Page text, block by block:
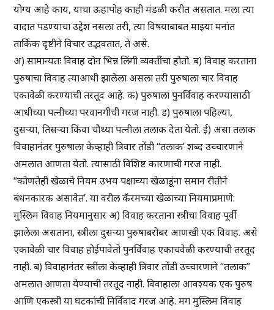
योग्य आहे काय, याचा ऊहापोह काही मंडळी करीत असतात. मला त्या
वादात पडण्याचा उद्देश नसला तरी, त्या विषयाबाबत माझ्या मनांत
तार्किक दृष्टीने विचार उद्भवतात, ते असे.
अ) सामान्यतः विवाह दोन भिन्न लिंगी व्यक्तींचा होतो. ब) विवाह करताना
पुरुषाचा विवाह त्याआधी झालेला असला तरी पुरुषाला चार विवाह
एकावेळी करण्याची तरतूद आहे. क) पुरुषाला पुनर्विवाह करण्यासाठी
आधीच्या पत्नीच्या परवानगीची गरज नाही. ड) पुरुषाला पहिल्या,
दुसऱ्या, तिसऱ्या किंवा चौथ्या पत्नीला तलाक देता येतो. ई) असा तलाक
विवाहानंतर पुरुषाला केव्हाही त्रिवार तोंडी “तलाक’ शब्द उच्चारणाने
अमलात आणता येतो. त्यासाठी विशिष्ट कारणाची गरज नाही.
“कोणतेही खेळाचे नियम उभय पक्षाच्या खेळाडूंना समान रीतीने
बंधनकारक असावेत’. या वरील कॅरमच्या खेळाच्या नियमाप्रमाणे:
मुस्लिम विवाह नियमानुसार अ) विवाह करताना स्त्रीचा विवाह पूर्वी
झालेला असताना, स्त्रीला दुसऱ्या पुरुषाबरोबर आणखी एक विवाह. असे
एकावेळी चार विवाह होईपावेतो पुनर्विवाह एकाचवेळी करण्याची तरतूद
नाही. ब) विवाहानंतर स्त्रीला केव्हाही त्रिवार तोंडी उच्चारणाने “तलाक”
अमलात आणता येण्याची तरतूद नाही. विवाहाला आवश्यक एक पुरुष
आणि एकस्त्री या घटकांची निर्विवाद गरज आहे. मग मुस्लिम विवाह